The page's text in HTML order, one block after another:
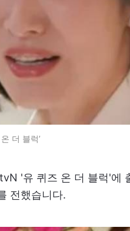
더 블럭’
'유 퀴즈 온 더 블럭'에
전했습니다.